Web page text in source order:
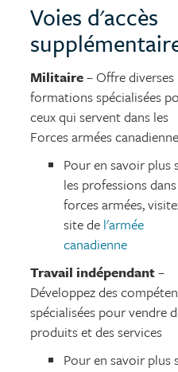
Voies d'accès
Militaire– Offre diverses
formations spécialisées
ceux qui servent dans les
Forces armées
Pour en savoir plus
les professions
forces armées,
site de l'armée
canadienne
Travail indépendant–
Développez des
spécialisées pour vendre
produits et des services
Pour en savoir plus